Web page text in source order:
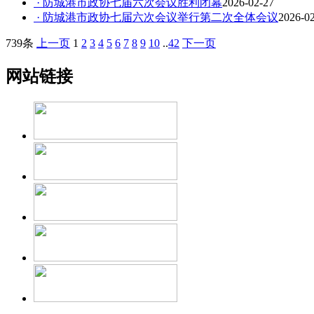
· 防城港市政协七届六次会议胜利闭幕2026-02-27
· 防城港市政协七届六次会议举行第二次全体会议2026-
739条 上一页 1 2 3 4 5 6 7 8 9 10 ..42 下一页
网站链接